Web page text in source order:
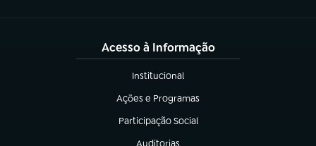
Acesso à Informação
Institucional
(abre em nova aba)
Ações e Programas
(abre em nova aba)
Participação Social
(abre em nova aba)